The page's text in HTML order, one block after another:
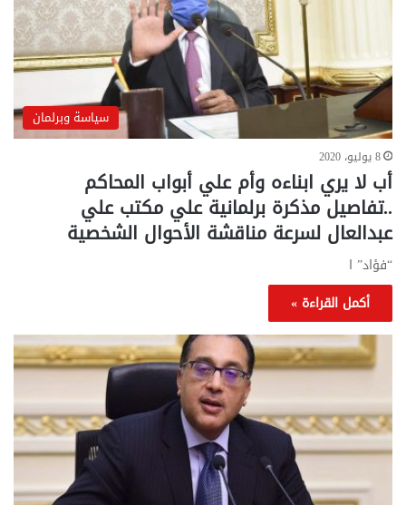
سياسة وبرلمان
8 يوليو، 2020
أب لا يري ابناءه وأم علي أبواب المحاكم
..تفاصيل مذكرة برلمانية علي مكتب علي
عبدالعال لسرعة مناقشة الأحوال الشخصية
“فؤاد” ا
أكمل القراءة »